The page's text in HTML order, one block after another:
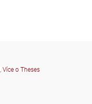
, Více o Theses